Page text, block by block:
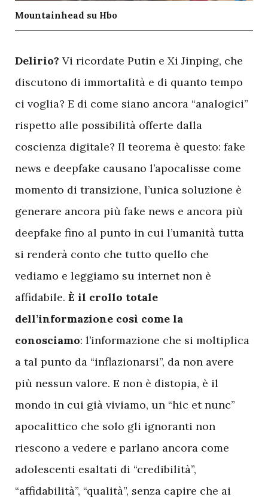
Mountainhead su Hbo
Delirio? Vi ricordate Putin e Xi Jinping, che
discutono di immortalità e di quanto tempo
ci voglia? E di come siano ancora “analogici”
rispetto alle possibilità offerte dalla
coscienza digitale? Il teorema è questo: fake
news e deepfake causano l’apocalisse come
momento di transizione, l’unica soluzione è
generare ancora più fake news e ancora più
deepfake fino al punto in cui l’umanità tutta
si renderà conto che tutto quello che
vediamo e leggiamo su internet non è
affidabile. È il crollo totale
dell’informazione così come la
conosciamo: l’informazione che si moltiplica
a tal punto da “inflazionarsi”, da non avere
più nessun valore. E non è distopia, è il
mondo in cui già viviamo, un “hic et nunc”
apocalittico che solo gli ignoranti non
riescono a vedere e parlano ancora come
adolescenti esaltati di “credibilità”,
“affidabilità”, “qualità”, senza capire che ai